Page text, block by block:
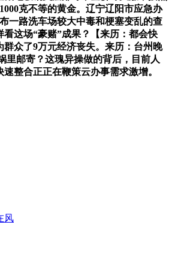
克不等的黄金。辽宁辽阳市应急办
一路洗车场较大中毒和梗塞变乱的查
这场“豪赌”成果？【来历：都会快
群众了9万元经济丧失。来历：台州晚
里邮寄？这瑰异操做的背后，目前人
整合正正在鞭策云办事需求激增。
风